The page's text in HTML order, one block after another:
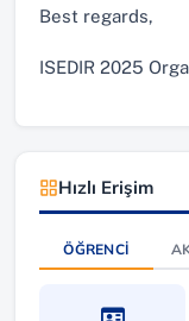
Best regards,
ISEDIR 2025
Hızlı Erişim
ÖĞRENCI